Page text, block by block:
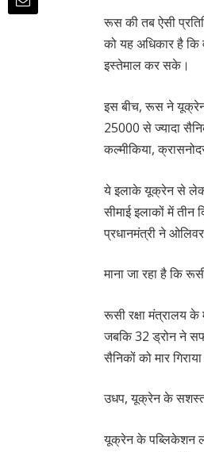
रूस की तब ऐसी
को यह अधिकार है कि
इस्तेमाल कर सके।
इस बीच, रूस ने
25000 से ज्यादा
कल्मीकिया,
ये इलाके यूक्रेन से
सीमाई इलाकों में तीन
प्रधानमंत्री ने
माना जा रहा है कि
रूसी रक्षा मंत्रालय
जबकि 32 ड्रोन ने
सैनिकों को मार
उधप, यूक्रेन के सशस्त्र
यूक्रेन के पब्लिकेशन